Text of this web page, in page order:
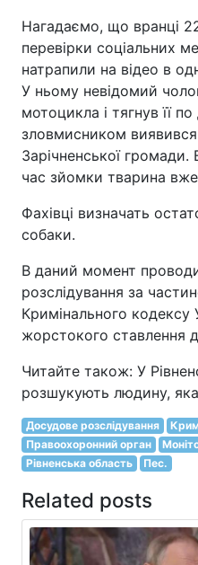
Нагадаємо, що вранці
перевірки соціальних
натрапили на відео в
У ньому невідомий
мотоцикла і тягнув її
зловмисником
Зарічненської
час зйомки тварина
Фахівці визначать
собаки.
В даний момент
розслідування за
Кримінального кодексу
жорстокого ставлення
Читайте також: У
розшукують людину,
Досудове розслідування
Правоохоронний орган
Рівненська область
Пес.
Related posts